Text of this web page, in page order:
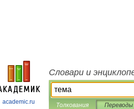
academic.ru
Словари и
Толкования Переводы